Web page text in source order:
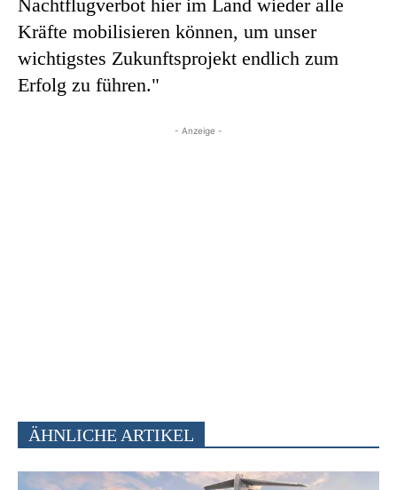
Nachtflugverbot hier im Land wieder alle
Kräfte mobilisieren können, um unser
wichtigstes Zukunftsprojekt endlich zum
Erfolg zu führen."
- Anzeige -
ÄHNLICHE ARTIKEL